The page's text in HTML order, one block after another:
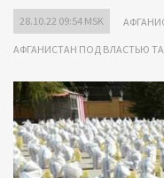
28.10.22 09:54 MSK
АФГАНИСТАН ПОД ВЛАСТЬЮ